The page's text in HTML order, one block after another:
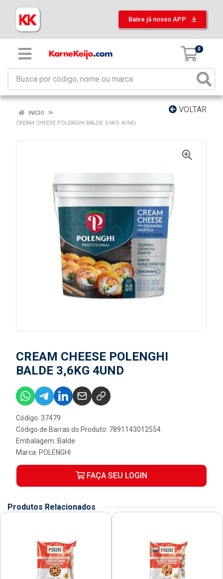
Baixe já nosso APP
0
VOLTAR
INÍCIO
CREAM CHEESE POLENGHI BALDE 3,6KG 4UND
CREAM CHEESE POLENGHI
BALDE 3,6KG 4UND
Código: 37479
Código de Barras do Produto: 7891143012554
Embalagem: Balde
Marca: POLENGHI
FAÇA SEU LOGIN
Produtos Relacionados